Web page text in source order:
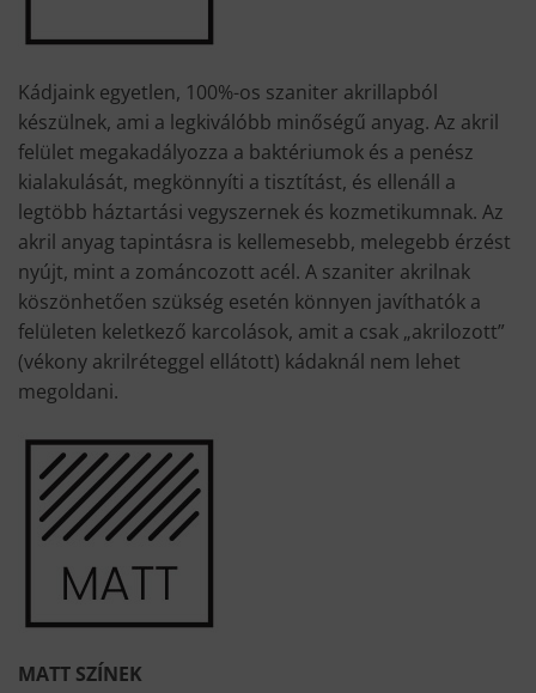
Kádjaink egyetlen, 100%-os szaniter akrillapból
készülnek, ami a legkiválóbb minőségű anyag. Az akril
felület megakadályozza a baktériumok és a penész
kialakulását, megkönnyíti a tisztítást, és ellenáll a
legtöbb háztartási vegyszernek és kozmetikumnak. Az
akril anyag tapintásra is kellemesebb, melegebb érzést
nyújt, mint a zománcozott acél. A szaniter akrilnak
köszönhetően szükség esetén könnyen javíthatók a
felületen keletkező karcolások, amit a csak „akrilozott”
(vékony akrilréteggel ellátott) kádaknál nem lehet
megoldani.
MATT SZÍNEK